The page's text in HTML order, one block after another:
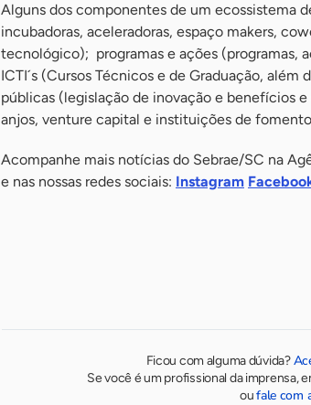
Alguns dos componentes de um ecossistema
incubadoras, aceleradoras, espaço makers,
tecnológico); programas e ações (programas,
ICTI´s (Cursos Técnicos e de Graduação,
públicas (legislação de inovação e benefícios
anjos, venture capital e instituições de
Acompanhe mais notícias do Sebrae/SC na
e nas nossas redes sociais: Instagram
Ficou com alguma dúvida?
Se você é um profissional da imprensa,
oufale com